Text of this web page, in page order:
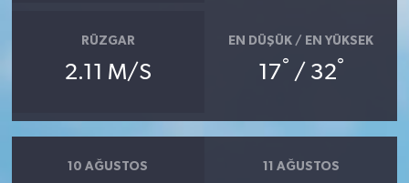
RÜZGAR
2.11 M/S
EN DÜŞÜK / EN YÜKSEK
17° / 32°
10 AĞUSTOS 11 AĞUSTOS